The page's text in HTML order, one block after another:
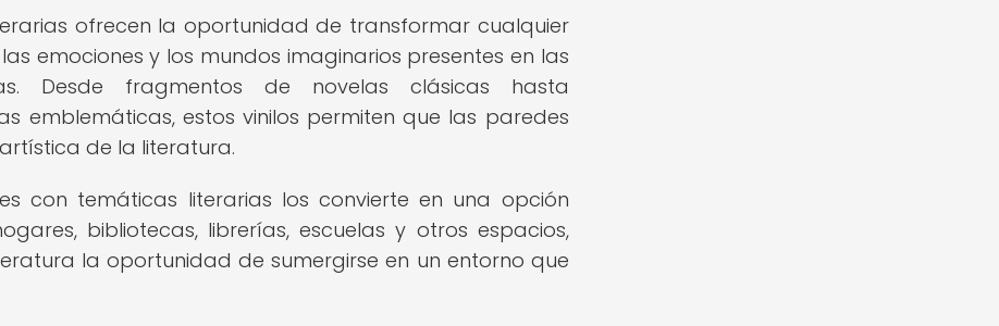
ofrecen la oportunidad de transformar cualquier
emociones y los mundos imaginarios presentes en las
Desde fragmentos de novelas clásicas hasta
emblemáticas, estos vinilos permiten que las paredes
de la literatura.
con temáticas literarias los convierte en una opción
bibliotecas, librerías, escuelas y otros espacios,
la oportunidad de sumergirse en un entorno que